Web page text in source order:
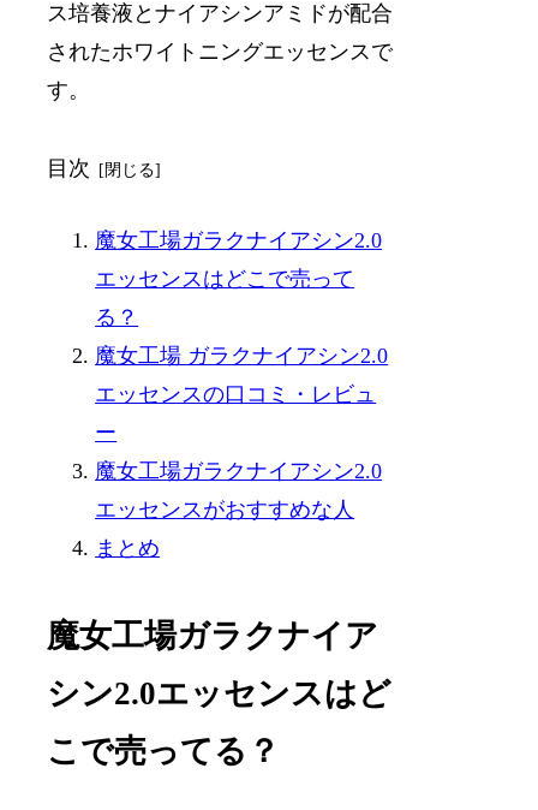
ス培養液とナイアシンアミドが配合
されたホワイトニングエッセンスで
す。
目次
魔女工場ガラクナイアシン2.0
エッセンスはどこで売って
る？
魔女工場 ガラクナイアシン2.0
エッセンスの口コミ・レビュ
ー
魔女工場ガラクナイアシン2.0
エッセンスがおすすめな人
まとめ
魔女工場ガラクナイア
シン2.0エッセンスはど
こで売ってる？